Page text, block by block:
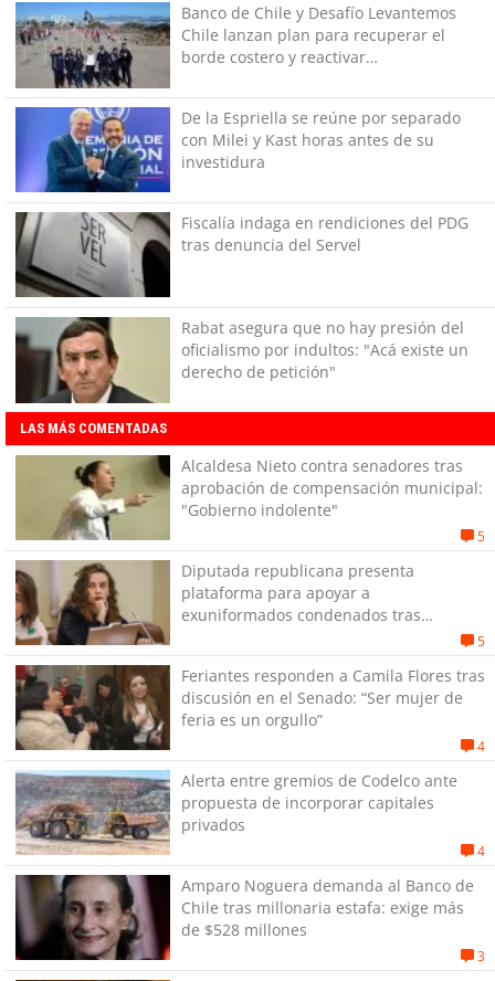
Banco de Chile y Desafío Levantemos
Chile lanzan plan para recuperar el
borde costero y reactivar
Coquimbo
De la Espriella se reúne por separado
con Milei y Kast horas antes de su
investidura
Fiscalía indaga en rendiciones del PDG
tras denuncia del Servel
Rabat asegura que no hay presión del
oficialismo por indultos: "Acá existe un
derecho de petición"
LAS MÁS COMENTADAS
Alcaldesa Nieto contra senadores tras
aprobación de compensación municipal:
"Gobierno indolente"
5
Diputada republicana presenta
plataforma para apoyar a
exuniformados condenados tras
5
Feriantes responden a Camila Flores tras
discusión en el Senado: “Ser mujer de
feria es un orgullo”
4
Alerta entre gremios de Codelco ante
propuesta de incorporar capitales
privados
4
Amparo Noguera demanda al Banco de
Chile tras millonaria estafa: exige más
de $528 millones
3